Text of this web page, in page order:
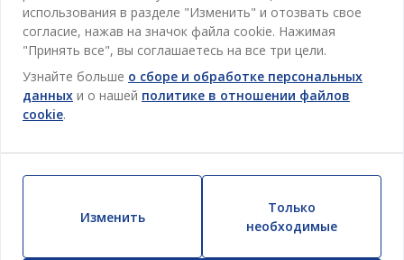
Шторы
Для Сада
Товары для дома
Гарантия цены
Гарантия на продукт
Политика конфиденциальности
Скидочная карта
Преимущества для клиентов
Жалобы
Пресса
Вакансии
Новостная рассылка
Вдохновение
Полезные ссылки
Устойчивое развитие
TAROL-DD S.R.L. ул.Юбилейная, 41A мун. Кишинёв,
Республика Молдова
JYSK BUSINESS TO BUSINESS (B2B)
Продажи и работа с юридическими лицами
Телефон: 060 531 531
E-mail: jysk@jysk.md
JYSK ОБСЛУЖИВАНИЕ КЛИЕНТОВ
Контактный центр для клиентов
Телефон: 022 022 030
Следите за Jysk
использования в разделе "Изменить" и отозвать свое
согласие, нажав на значок файла cookie. Нажимая
"Принять все", вы соглашаетесь на все три цели.
Узнайте больше о сборе и обработке персональных
данных и о нашей политике в отношении файлов
cookie.
Изменить
Только
необходимые